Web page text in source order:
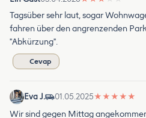
Tagsüber sehr laut, sogar
fahren über den angrenzenden
"Abkürzung".
Cevap
Eva J. 01.05.2025★ ★ ★ ★ ★
Wir sind gegen Mittag